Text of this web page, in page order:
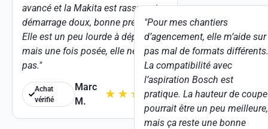
avancé et la Makita est rassurante :
démarrage doux, bonne précision.
Elle est un peu lourde à déplacer,
mais une fois posée, elle ne bouge
pas."
Achat
vérifié
Marc
M.
★ ★ ★ ★★
"Pour mes chantiers
d’agencement, elle m’aide sur
pas mal de formats différents.
La compatibilité avec
l’aspiration Bosch est
pratique. La hauteur de coupe
pourrait être un peu meilleure,
mais ça reste une bonne